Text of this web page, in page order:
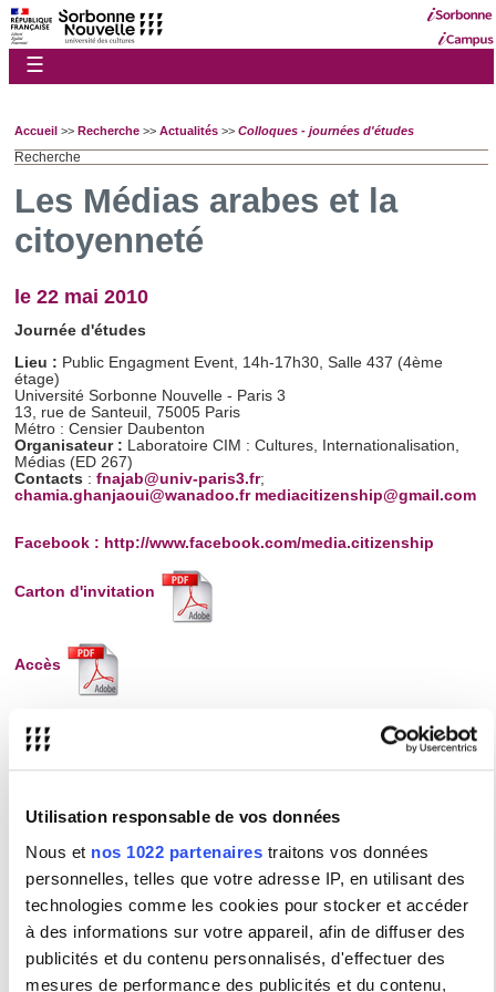
Utilisation responsable de vos données
Nous et nos 1022 partenaires traitons vos données
personnelles, telles que votre adresse IP, en utilisant des
technologies comme les cookies pour stocker et accéder
à des informations sur votre appareil, afin de diffuser des
publicités et du contenu personnalisés, d'effectuer des
mesures de performance des publicités et du contenu,
☰
Accueil >> Recherche >> Actualités >> Colloques - journées d'études
Recherche
Les Médias arabes et la
citoyenneté
le 22 mai 2010
Journée d'études
Lieu : Public Engagment Event, 14h-17h30, Salle 437 (4ème
étage)
Université Sorbonne Nouvelle - Paris 3
13, rue de Santeuil, 75005 Paris
Métro : Censier Daubenton
Organisateur : Laboratoire CIM : Cultures, Internationalisation,
Médias (ED 267)
Contacts : fnajab@univ-paris3.fr;
chamia.ghanjaoui@wanadoo.fr mediacitizenship@gmail.com
Facebook : http://www.facebook.com/media.citizenship
Carton d'invitation
Accès
Présentation :
Dans le cadre de la recherche, financée par le 7ème Programme
de la Commission européenne, « Médias & Citoyenneté : Les
invitons le public à participer à un débat qui commencera par la
d'Utrecht (Hollande) et de City University (Londres) ainsi que des
partenaires associés.
Puis, nous présenterons les différentes étapes et les résultats
obtenus. Ensuite, nous débattrons sur les thèmes suivants :
(télévision, internet, radio et journaux) ?
­ Dans quelle mesure les médias contribuent-ils aux débats de la
sphère publique et sociale ? Jouent-ils un rôle dans la formation
de l'opinion publique ?